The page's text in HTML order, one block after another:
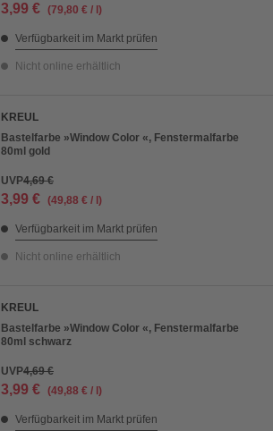
3,99 € (79,80 € / l)
Verfügbarkeit im Markt prüfen
Nicht online erhältlich
KREUL
Bastelfarbe »Window Color «, Fenstermalfarbe
80ml gold
UVP4,69 €
3,99 € (49,88 € / l)
Verfügbarkeit im Markt prüfen
Nicht online erhältlich
KREUL
Bastelfarbe »Window Color «, Fenstermalfarbe
80ml schwarz
UVP4,69 €
3,99 € (49,88 € / l)
Verfügbarkeit im Markt prüfen